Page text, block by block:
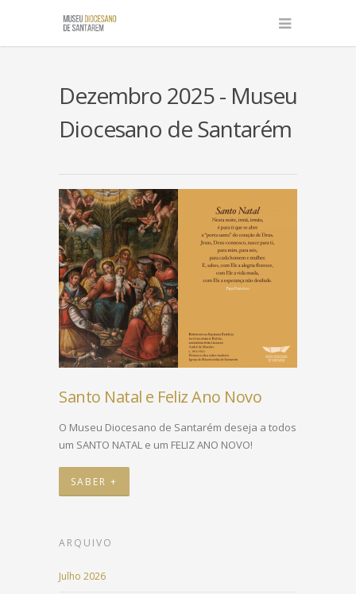
Dezembro 2025 - Museu
Diocesano de Santarém
Santo Natal e Feliz Ano Novo
O Museu Diocesano de Santarém deseja a todos
um SANTO NATAL e um FELIZ ANO NOVO!
SABER +
ARQUIVO
Julho 2026